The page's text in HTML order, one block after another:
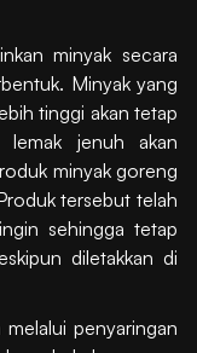
minyak secara
Minyak yang
tinggi akan tetap
lemak jenuh akan
minyak goreng
tersebut telah
sehingga tetap
diletakkan di
penyaringan